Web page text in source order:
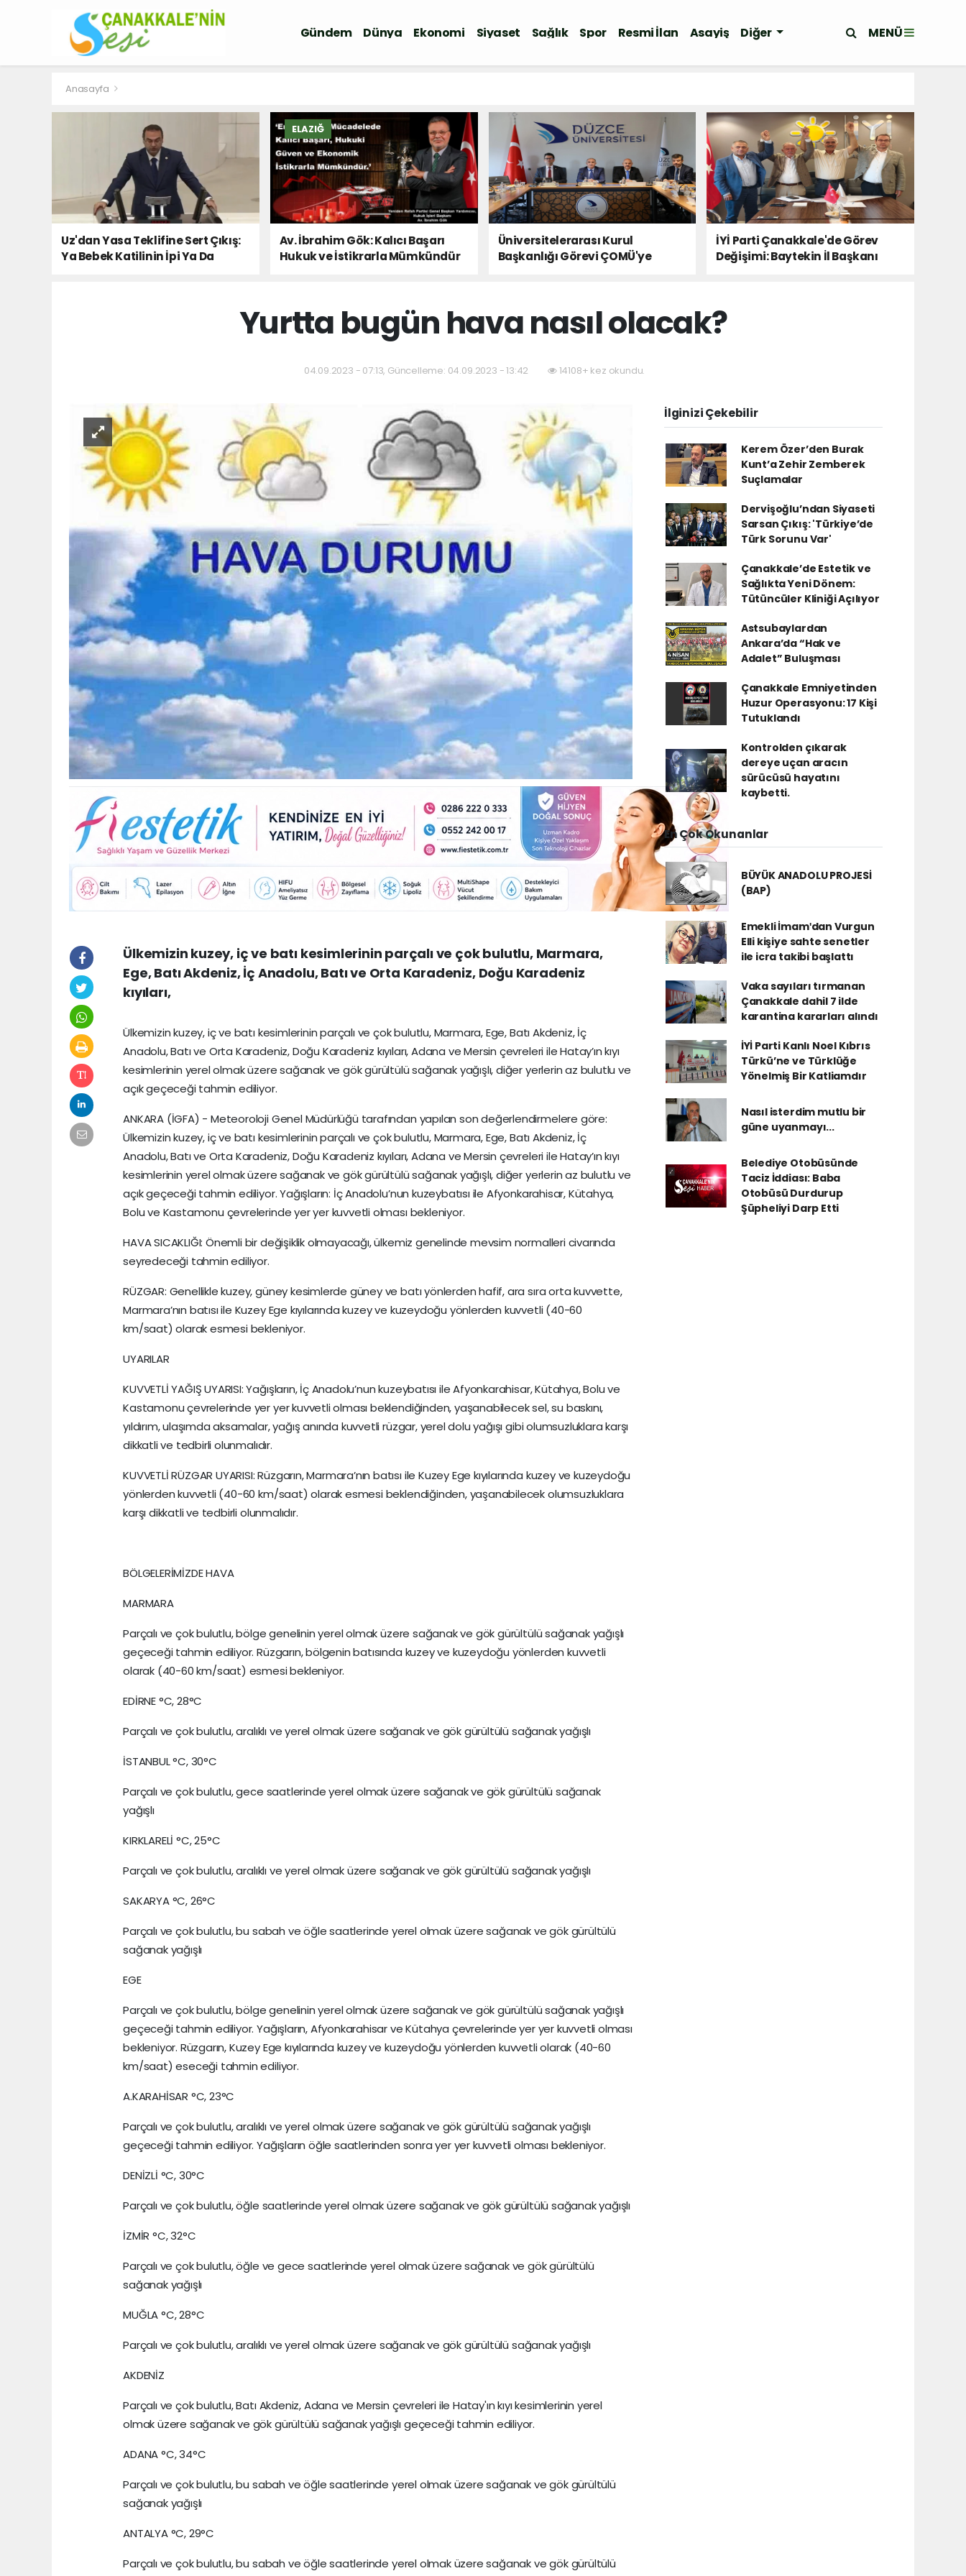
Gündem Dünya Ekonomi Siyaset Sağlık Spor Resmi İlan Asayiş Diğer MENÜ
Anasayfa
Uz'dan Yasa Teklifine Sert Çıkış:
Ya Bebek Katilinin İpi Ya Da
ELAZIĞ
Av. İbrahim Gök: Kalıcı Başarı
Hukuk ve İstikrarla Mümkündür
Üniversitelerarası Kurul
Başkanlığı Görevi ÇOMÜ'ye
İYİ Parti Çanakkale'de Görev
Değişimi: Baytekin İl Başkanı
Yurtta bugün hava nasıl olacak?
04.09.2023 - 07:13, Güncelleme: 04.09.2023 - 13:42 14108+ kez okundu.
Ülkemizin kuzey, iç ve batı kesimlerinin parçalı ve çok bulutlu, Marmara,
Ege, Batı Akdeniz, İç Anadolu, Batı ve Orta Karadeniz, Doğu Karadeniz
kıyıları,
Ülkemizin kuzey, iç ve batı kesimlerinin parçalı ve çok bulutlu, Marmara, Ege, Batı Akdeniz, İç
Anadolu, Batı ve Orta Karadeniz, Doğu Karadeniz kıyıları, Adana ve Mersin çevreleri ile Hatay’ın kıyı
kesimlerinin yerel olmak üzere sağanak ve gök gürültülü sağanak yağışlı, diğer yerlerin az bulutlu ve
açık geçeceği tahmin ediliyor.
ANKARA (İGFA) - Meteoroloji Genel Müdürlüğü tarafından yapılan son değerlendirmelere göre:
Ülkemizin kuzey, iç ve batı kesimlerinin parçalı ve çok bulutlu, Marmara, Ege, Batı Akdeniz, İç
Anadolu, Batı ve Orta Karadeniz, Doğu Karadeniz kıyıları, Adana ve Mersin çevreleri ile Hatay’ın kıyı
kesimlerinin yerel olmak üzere sağanak ve gök gürültülü sağanak yağışlı, diğer yerlerin az bulutlu ve
açık geçeceği tahmin ediliyor. Yağışların: İç Anadolu’nun kuzeybatısı ile Afyonkarahisar, Kütahya,
Bolu ve Kastamonu çevrelerinde yer yer kuvvetli olması bekleniyor.
HAVA SICAKLIĞI: Önemli bir değişiklik olmayacağı, ülkemiz genelinde mevsim normalleri civarında
seyredeceği tahmin ediliyor.
RÜZGAR: Genellikle kuzey, güney kesimlerde güney ve batı yönlerden hafif, ara sıra orta kuvvette,
Marmara’nın batısı ile Kuzey Ege kıyılarında kuzey ve kuzeydoğu yönlerden kuvvetli (40-60
km/saat) olarak esmesi bekleniyor.
UYARILAR
KUVVETLİ YAĞIŞ UYARISI: Yağışların, İç Anadolu’nun kuzeybatısı ile Afyonkarahisar, Kütahya, Bolu ve
Kastamonu çevrelerinde yer yer kuvvetli olması beklendiğinden, yaşanabilecek sel, su baskını,
yıldırım, ulaşımda aksamalar, yağış anında kuvvetli rüzgar, yerel dolu yağışı gibi olumsuzluklara karşı
dikkatli ve tedbirli olunmalıdır.
KUVVETLİ RÜZGAR UYARISI: Rüzgarın, Marmara’nın batısı ile Kuzey Ege kıyılarında kuzey ve kuzeydoğu
yönlerden kuvvetli (40-60 km/saat) olarak esmesi beklendiğinden, yaşanabilecek olumsuzluklara
karşı dikkatli ve tedbirli olunmalıdır.
BÖLGELERİMİZDE HAVA
MARMARA
Parçalı ve çok bulutlu, bölge genelinin yerel olmak üzere sağanak ve gök gürültülü sağanak yağışlı
geçeceği tahmin ediliyor. Rüzgarın, bölgenin batısında kuzey ve kuzeydoğu yönlerden kuvvetli
olarak (40-60 km/saat) esmesi bekleniyor.
EDİRNE °C, 28°C
Parçalı ve çok bulutlu, aralıklı ve yerel olmak üzere sağanak ve gök gürültülü sağanak yağışlı
İSTANBUL °C, 30°C
Parçalı ve çok bulutlu, gece saatlerinde yerel olmak üzere sağanak ve gök gürültülü sağanak
yağışlı
KIRKLARELİ °C, 25°C
Parçalı ve çok bulutlu, aralıklı ve yerel olmak üzere sağanak ve gök gürültülü sağanak yağışlı
SAKARYA °C, 26°C
Parçalı ve çok bulutlu, bu sabah ve öğle saatlerinde yerel olmak üzere sağanak ve gök gürültülü
sağanak yağışlı
EGE
Parçalı ve çok bulutlu, bölge genelinin yerel olmak üzere sağanak ve gök gürültülü sağanak yağışlı
geçeceği tahmin ediliyor. Yağışların, Afyonkarahisar ve Kütahya çevrelerinde yer yer kuvvetli olması
bekleniyor. Rüzgarın, Kuzey Ege kıyılarında kuzey ve kuzeydoğu yönlerden kuvvetli olarak (40-60
km/saat) eseceği tahmin ediliyor.
A.KARAHİSAR °C, 23°C
Parçalı ve çok bulutlu, aralıklı ve yerel olmak üzere sağanak ve gök gürültülü sağanak yağışlı
geçeceği tahmin ediliyor. Yağışların öğle saatlerinden sonra yer yer kuvvetli olması bekleniyor.
DENİZLİ °C, 30°C
Parçalı ve çok bulutlu, öğle saatlerinde yerel olmak üzere sağanak ve gök gürültülü sağanak yağışlı
İZMİR °C, 32°C
Parçalı ve çok bulutlu, öğle ve gece saatlerinde yerel olmak üzere sağanak ve gök gürültülü
sağanak yağışlı
MUĞLA °C, 28°C
Parçalı ve çok bulutlu, aralıklı ve yerel olmak üzere sağanak ve gök gürültülü sağanak yağışlı
AKDENİZ
Parçalı ve çok bulutlu, Batı Akdeniz, Adana ve Mersin çevreleri ile Hatay'ın kıyı kesimlerinin yerel
olmak üzere sağanak ve gök gürültülü sağanak yağışlı geçeceği tahmin ediliyor.
ADANA °C, 34°C
Parçalı ve çok bulutlu, bu sabah ve öğle saatlerinde yerel olmak üzere sağanak ve gök gürültülü
sağanak yağışlı
ANTALYA °C, 29°C
Parçalı ve çok bulutlu, bu sabah ve öğle saatlerinde yerel olmak üzere sağanak ve gök gürültülü
İlginizi Çekebilir
Kerem Özer’den Burak
Kunt’a Zehir Zemberek
Suçlamalar
Dervişoğlu’ndan Siyaseti
Sarsan Çıkış: 'Türkiye’de
Türk Sorunu Var'
Çanakkale’de Estetik ve
Sağlıkta Yeni Dönem:
Tütüncüler Kliniği Açılıyor
Astsubaylardan
Ankara’da “Hak ve
Adalet” Buluşması
Çanakkale Emniyetinden
Huzur Operasyonu: 17 Kişi
Tutuklandı
Kontrolden çıkarak
dereye uçan aracın
sürücüsü hayatını
kaybetti.
En Çok Okunanlar
BÜYÜK ANADOLU PROJESİ
(BAP)
Emekli İmamʹdan Vurgun
Elli kişiye sahte senetler
ile icra takibi başlattı
Vaka sayıları tırmanan
Çanakkale dahil 7 ilde
karantina kararları alındı
İYİ Parti Kanlı Noel Kıbrıs
Türkü’ne ve Türklüğe
Yönelmiş Bir Katliamdır
Nasıl isterdim mutlu bir
güne uyanmayı...
Belediye Otobüsünde
Taciz İddiası: Baba
Otobüsü Durdurup
Şüpheliyi Darp Etti